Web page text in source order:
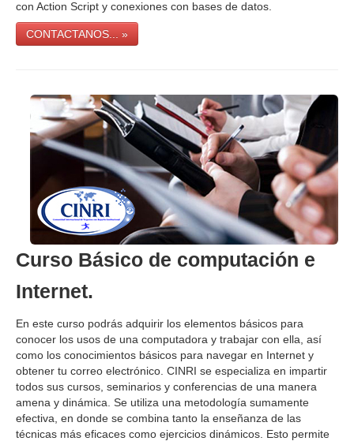
con Action Script y conexiones con bases de datos.
CONTACTANOS... »
Curso Básico de computación e
Internet.
En este curso podrás adquirir los elementos básicos para
conocer los usos de una computadora y trabajar con ella, así
como los conocimientos básicos para navegar en Internet y
obtener tu correo electrónico. CINRI se especializa en impartir
todos sus cursos, seminarios y conferencias de una manera
amena y dinámica. Se utiliza una metodología sumamente
efectiva, en donde se combina tanto la enseñanza de las
técnicas más eficaces como ejercicios dinámicos. Esto permite